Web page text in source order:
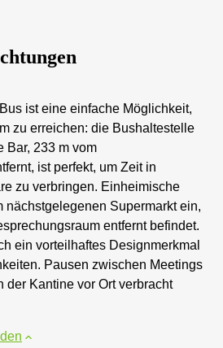
ist eine einfache Möglichkeit,
zu erreichen: die Bushaltestelle
Bar, 233 m vom
ist perfekt, um Zeit in
zu verbringen. Einheimische
nächstgelegenen Supermarkt ein,
entfernt befindet.
ein vorteilhaftes Designmerkmal
Pausen zwischen Meetings
der Kantine vor Ort verbracht